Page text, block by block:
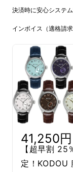
ランドKNIS
伝統的であ
り精神を踏
う製造理念
使用いただ
目指します
日本製の高
販売まです
によって最
決済時に安心システ
インボイス（適格請
41,250円
【超早割 25
定！KODOU